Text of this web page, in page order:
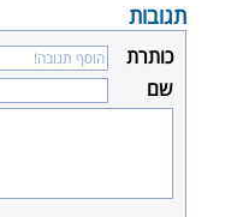
תגובות
כותרת
שם